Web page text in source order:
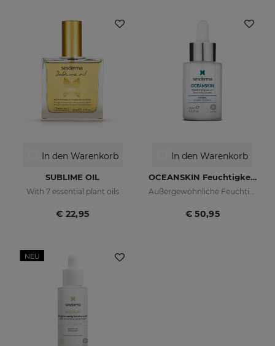
In den Warenkorb
SUBLIME OIL
With 7 essential plant oils
€ 22,95
In den Warenkorb
OCEANSKIN Feuchtigkeitsserum
Außergewöhnliche Feuchtigkeit, regeneriert und stellt die natürliche Elastizität der Haut wieder her
€ 50,95
NEU